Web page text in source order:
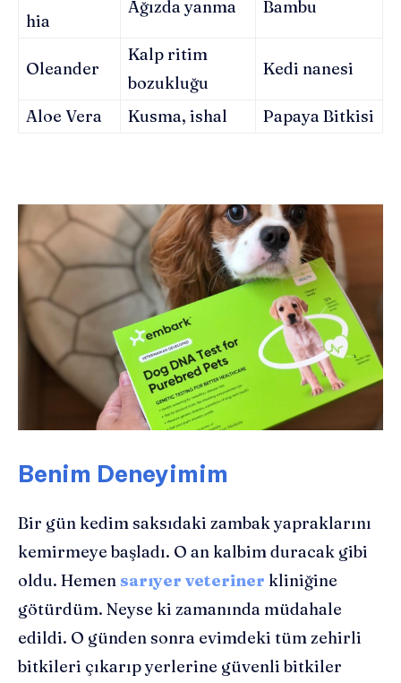
hia
Ağızda yanma Bambu
Oleander
Kalp ritim
bozukluğu
Kedi nanesi
Aloe Vera Kusma, ishal Papaya Bitkisi
Benim Deneyimim
Bir gün kedim saksıdaki zambak yapraklarını
kemirmeye başladı. O an kalbim duracak gibi
oldu. Hemensarıyer veteriner kliniğine
götürdüm. Neyse ki zamanında müdahale
edildi. O günden sonra evimdeki tüm zehirli
bitkileri çıkarıp yerlerine güvenli bitkiler